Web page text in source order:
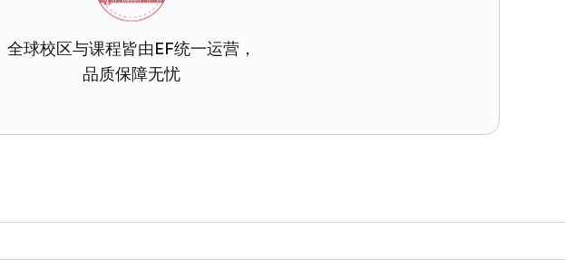
全球校区与课程皆由EF统一运营，
品质保障无忧